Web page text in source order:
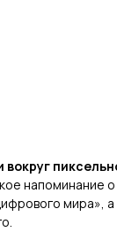
напоминание о
мира», а